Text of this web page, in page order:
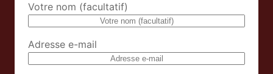
Votre nom (facultatif)
Adresse e-mail